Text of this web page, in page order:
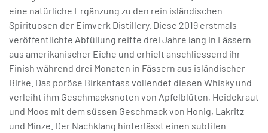
eine natürliche Ergänzung zu den rein isländischen
Spirituosen der Eimverk Distillery. Diese 2019 erstmals
veröffentlichte Abfüllung reifte drei Jahre lang in Fässern
aus amerikanischer Eiche und erhielt anschliessend ihr
Finish während drei Monaten in Fässern aus isländischer
Birke. Das poröse Birkenfass vollendet diesen Whisky und
verleiht ihm Geschmacksnoten von Apfelblüten, Heidekraut
und Moos mit dem süssen Geschmack von Honig, Lakritz
und Minze. Der Nachklang hinterlässt einen subtilen